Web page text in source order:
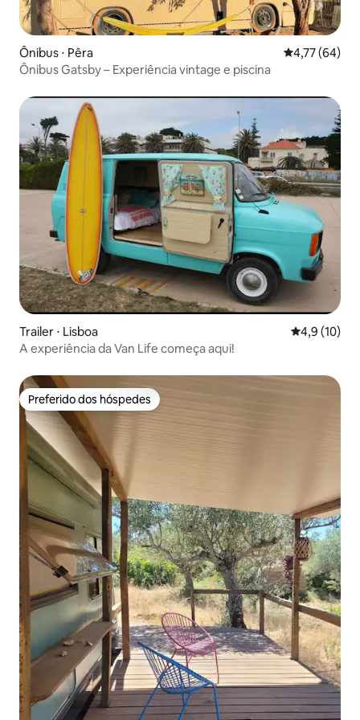
Ônibus ⋅ Pêra 4,77 de uma
4,77 (64)
Ônibus Gatsby – Experiência vintage e piscina
Trailer ⋅ Lisboa 4,9 de uma
4,9 (10)
A experiência da Van Life começa aqui!
Preferido dos hóspedes
Preferido dos hóspedes